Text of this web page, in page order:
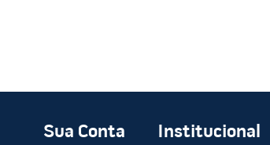
de comprimento, oferece proteção suficiente
kraft de alta resistência, ideal para suportar o
e reformas em grandes áreas, o Kraft para
Sua Conta Institucional